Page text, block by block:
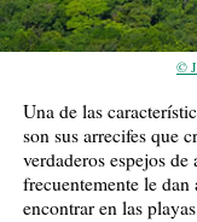
©
Una de las
son sus arrecifes que
verdaderos espejos
frecuentemente le
encontrar en las